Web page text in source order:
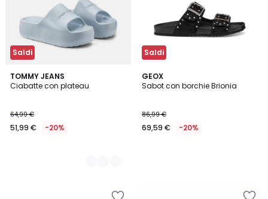
Saldi
TOMMY JEANS
Ciabatte con plateau
64,99 €
51,99 € -20%
2
Colori
Saldi
GEOX
Sabot con borchie Brionia
86,99 €
69,59 € -20%